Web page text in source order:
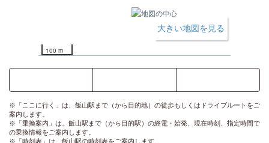
100 m
大きい地図を見る
※「ここに行く」は、飯山駅まで（から目的地）の徒歩もしくはドライブルートをご
案内します。
※「乗換案内」は、飯山駅まで（から目的駅）の終電・始発、現在時刻、指定時間で
の乗換情報をご案内します。
※「時刻表」は、飯山駅の時刻表をご案内します。